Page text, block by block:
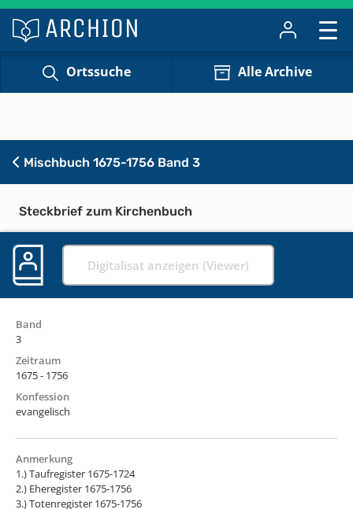
Ortssuche Alle Archive
Mischbuch 1675-1756 Band 3
Steckbrief zum Kirchenbuch
Digitalisat anzeigen (Viewer)
Band
3
Zeitraum
1675 - 1756
Konfession
evangelisch
Anmerkung
1.) Taufregister 1675-1724
2.) Eheregister 1675-1756
3.) Totenregister 1675-1756